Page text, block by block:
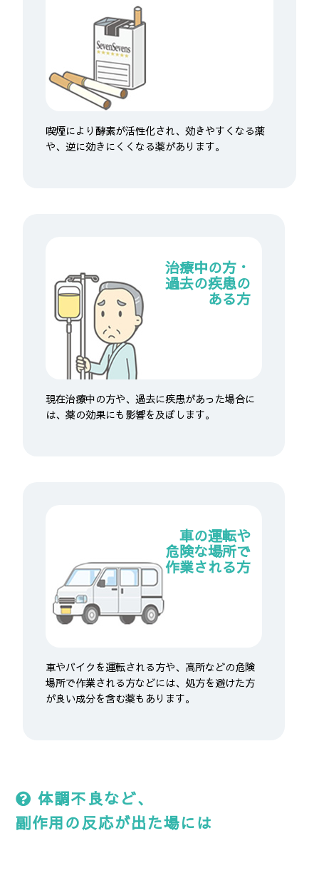
喫煙により酵素が活性化され、効きやすくなる薬
や、逆に効きにくくなる薬があります。
治療中の方・
過去の疾患の
ある方
現在治療中の方や、過去に疾患があった場合に
は、薬の効果にも影響を及ぼします。
車の運転や
危険な場所で
作業される方
車やバイクを運転される方や、高所などの危険
場所で作業される方などには、処方を避けた方
が良い成分を含む薬もあります。
体調不良など、
副作用の反応が出た場には